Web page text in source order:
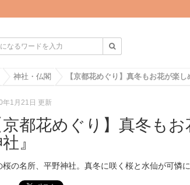
e
神社・仏閣
年1月21日 更新
京都花めぐり】真冬も
』
桜の名所、平野神社。真冬に咲く桜と水仙が可憐に